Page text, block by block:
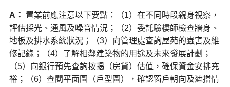
A ：
置業前應注意以下要點：（1）在不同時段親身視察，
評估採光、通風及噪音情況；（2）委託驗樓師檢查牆身、
地板及排水系統狀況；（3）向管理處查詢屋苑的蟲害及維
修記錄；（4）了解相鄰建築物的用途及未來發展計劃；
（5）向銀行預先查詢按揭（房貸）估值，確保資金安排充
裕；（6）查閱平面圖（戶型圖），確認窗戶朝向及遮擋情